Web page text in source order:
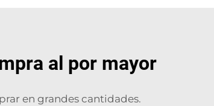
al por mayor
en grandes cantidades.